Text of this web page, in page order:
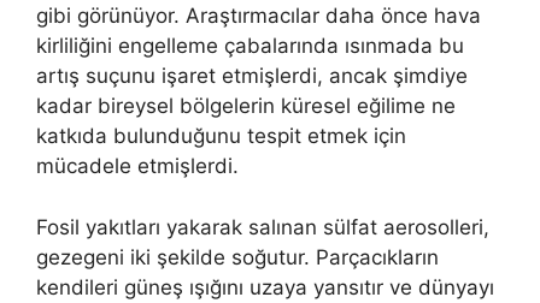
gibi görünüyor. Araştırmacılar daha önce hava
kirliliğini engelleme çabalarında ısınmada bu
artış suçunu işaret etmişlerdi, ancak şimdiye
kadar bireysel bölgelerin küresel eğilime ne
katkıda bulunduğunu tespit etmek için
mücadele etmişlerdi.
Fosil yakıtları yakarak salınan sülfat aerosolleri,
gezegeni iki şekilde soğutur. Parçacıkların
kendileri güneş ışığını uzaya yansıtır ve dünyayı